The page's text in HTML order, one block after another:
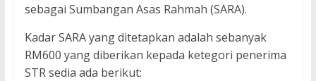
sebagai Sumbangan Asas Rahmah (SARA).
Kadar SARA yang ditetapkan adalah sebanyak
RM600 yang diberikan kepada ketegori penerima
STR sedia ada berikut: